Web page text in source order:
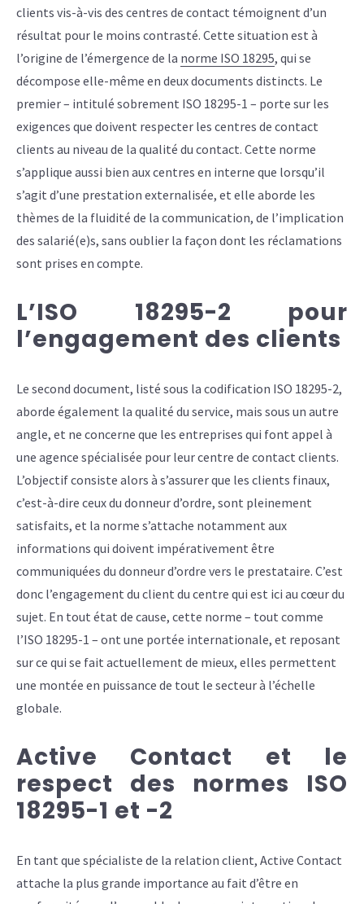
clients vis-à-vis des centres de contact témoignent d’un
résultat pour le moins contrasté. Cette situation est à
l’origine de l’émergence de la norme ISO 18295, qui se
décompose elle-même en deux documents distincts. Le
premier – intitulé sobrement ISO 18295-1 – porte sur les
exigences que doivent respecter les centres de contact
clients au niveau de la qualité du contact. Cette norme
s’applique aussi bien aux centres en interne que lorsqu’il
s’agit d’une prestation externalisée, et elle aborde les
thèmes de la fluidité de la communication, de l’implication
des salarié(e)s, sans oublier la façon dont les réclamations
sont prises en compte.
L’ISO 18295-2 pour
l’engagement des clients
Le second document, listé sous la codification ISO 18295-2,
aborde également la qualité du service, mais sous un autre
angle, et ne concerne que les entreprises qui font appel à
une agence spécialisée pour leur centre de contact clients.
L’objectif consiste alors à s’assurer que les clients finaux,
c’est-à-dire ceux du donneur d’ordre, sont pleinement
satisfaits, et la norme s’attache notamment aux
informations qui doivent impérativement être
communiquées du donneur d’ordre vers le prestataire. C’est
donc l’engagement du client du centre qui est ici au cœur du
sujet. En tout état de cause, cette norme – tout comme
l’ISO 18295-1 – ont une portée internationale, et reposant
sur ce qui se fait actuellement de mieux, elles permettent
une montée en puissance de tout le secteur à l’échelle
globale.
Active Contact et le
respect des normes ISO
18295-1 et -2
En tant que spécialiste de la relation client, Active Contact
attache la plus grande importance au fait d’être en